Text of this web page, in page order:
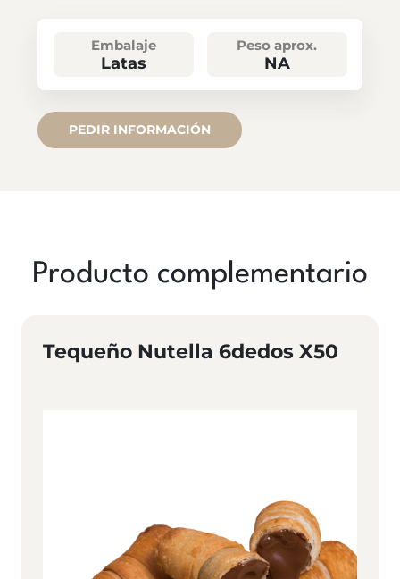
Embalaje
Latas
Peso aprox.
NA
PEDIR INFORMACIÓN
Producto complementario
Tequeño Nutella 6dedos X50